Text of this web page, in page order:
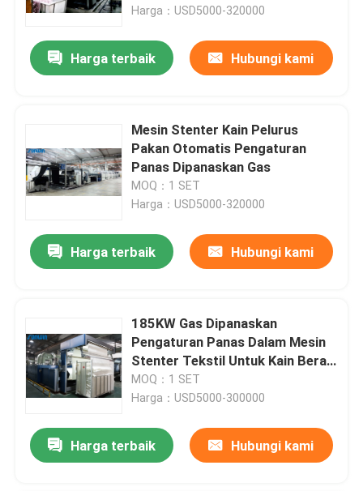
Kontak
Produk
Harga：USD5000-320000
Harga terbaik Hubungi kami
Mesin Stenter Kain Pelurus
Pakan Otomatis Pengaturan
Panas Dipanaskan Gas
MOQ：1 SET
Harga：USD5000-320000
Harga terbaik Hubungi kami
185KW Gas Dipanaskan
Pengaturan Panas Dalam Mesin
Stenter Tekstil Untuk Kain Berat
Berat
MOQ：1 SET
Harga：USD5000-300000
Harga terbaik Hubungi kami